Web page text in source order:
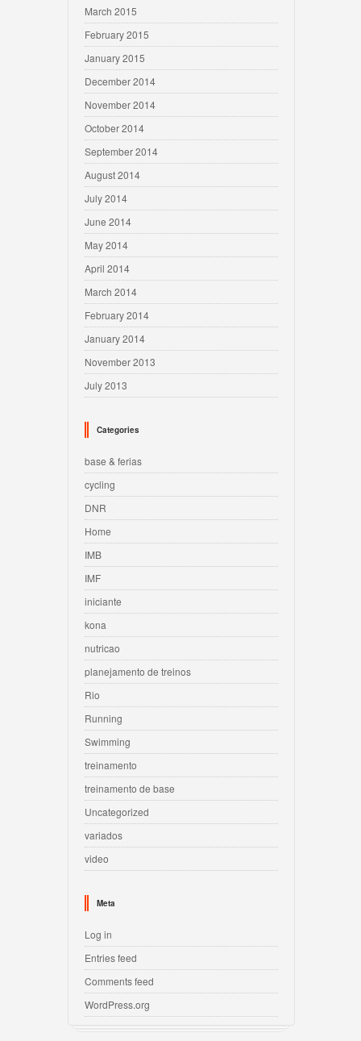
March 2015
February 2015
January 2015
December 2014
November 2014
October 2014
September 2014
August 2014
July 2014
June 2014
May 2014
April 2014
March 2014
February 2014
January 2014
November 2013
July 2013
Categories
base & ferias
cycling
DNR
Home
IMB
IMF
iniciante
kona
nutricao
planejamento de treinos
Rio
Running
Swimming
treinamento
treinamento de base
Uncategorized
variados
video
Meta
Log in
Entries feed
Comments feed
WordPress.org